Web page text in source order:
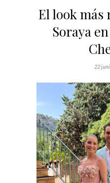
El look más
Soraya
22